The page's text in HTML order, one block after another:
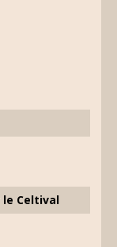
Celtival